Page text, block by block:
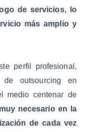
de servicios, lo
más amplio y
perfil profesional,
de outsourcing en
medio centenar de
necesario en la
de cada vez